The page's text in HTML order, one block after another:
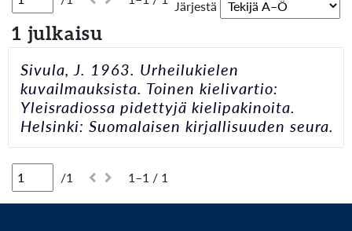
Järjestä
1 julkaisu
Sivula, J. 1963. Urheilukielen
kuvailmauksista. Toinen kielivartio:
Yleisradiossa pidettyjä kielipakinoita.
Helsinki: Suomalaisen kirjallisuuden seura.
/1 1–1 / 1